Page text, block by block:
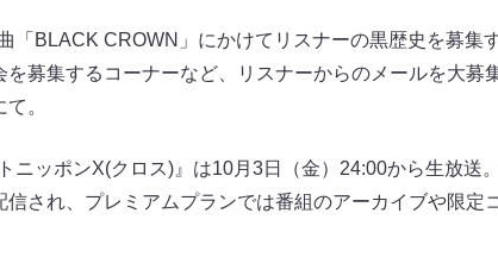
「BLACK CROWN」にかけてリスナーの黒歴史を募集
を募集するコーナーなど、リスナーからのメールを大募
。
ニッポンX(クロス)』は10月3日（金）24:00から生放送
され、プレミアムプランでは番組のアーカイブや限定